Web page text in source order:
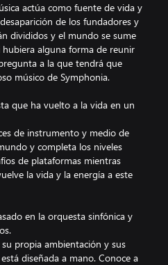
actúa como fuente de vida y
de los fundadores y
divididos y el mundo se sume
hubiera alguna forma de reunir
a la que tendrá que
músico de Symphonia.
que ha vuelto a la vida en un
de instrumento y medio de
y completa los niveles
de plataformas mientras
la vida y la energía a este
en la orquesta sinfónica y
propia ambientación y sus
diseñada a mano. Conoce a